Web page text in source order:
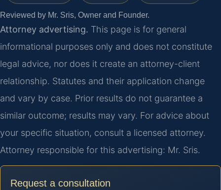
Reviewed by Mr. Sris, Owner and Founder.
Attorney advertising. This page is for general
informational purposes only and does not constitute
legal advice, nor does it create an attorney-client
relationship. Statutes and their application change
and vary by case. Prior results do not guarantee a
similar outcome; results may vary. For advice about
your specific situation, consult a licensed attorney.
Attorney responsible for this advertising: Mr. Sris.
Request a consultation